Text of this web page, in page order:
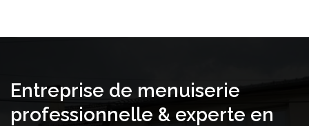
Entreprise de menuiserie
professionnelle & experte en